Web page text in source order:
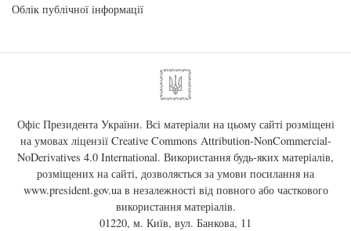
Облік публічної інформації
Офіс Президента України. Всі матеріали на цьому сайті розміщені
на умовах ліцензії Creative Commons Attribution-NonCommercial-
NoDerivatives 4.0 International. Використання будь-яких матеріалів,
розміщених на сайті, дозволяється за умови посилання на
www.president.gov.uaв незалежності від повного або часткового
використання матеріалів.
01220, м. Київ, вул. Банкова, 11